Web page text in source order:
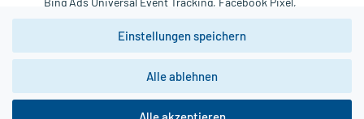
Vertrag widerrufen
*Hinweise zu unseren Aktionen und Bewertungen
Youtube-Social Plugin).
Wir weisen darauf hin, dass die
zwingend den Europäischen Anforderungen gem. EU-
DSGVO genügen und ein Datentransfer in Drittstaaten bzw.
Einstellungen speichern
Alle ablehnen